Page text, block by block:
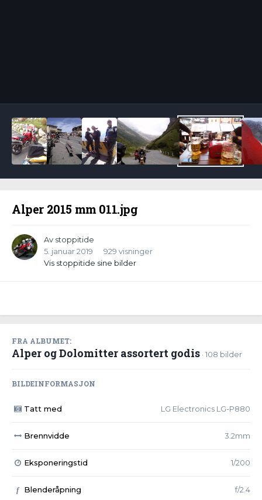
Alper 2015 mm 011.jpg
Av stoppitide
5. januar 2019
929 visninger
Vis stoppitide sine bilder
FRA ALBUMET:
Alper og Dolomitter assortert godis · 108 bilder
BILDEINFORMASJON
Tatt med LG Electronics LG-P880
Brennvidde 3.2mm
Eksponeringstid 1/200
f Blenderåpning f/2.4